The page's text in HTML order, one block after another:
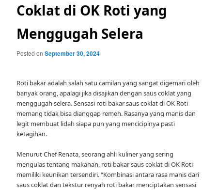
Coklat di OK Roti yang
Menggugah Selera
Posted onSeptember 30, 2024
Roti bakar adalah salah satu camilan yang sangat digemari oleh
banyak orang, apalagi jika disajikan dengan saus coklat yang
menggugah selera. Sensasi roti bakar saus coklat di OK Roti
memang tidak bisa dianggap remeh. Rasanya yang manis dan
legit membuat lidah siapa pun yang mencicipinya pasti
ketagihan.
Menurut Chef Renata, seorang ahli kuliner yang sering
mengulas tentang makanan, roti bakar saus coklat di OK Roti
memiliki keunikan tersendiri. “Kombinasi antara rasa manis dari
saus coklat dan tekstur renyah roti bakar menciptakan sensasi